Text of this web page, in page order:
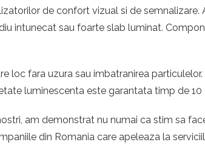
de confort vizual si de
intunecat sau foarte slab luminat.
loc fara uzura sau imbatranirea
luminescenta este garantata timp de 10
am demonstrat nu numai ca stim sa
din Romania care apeleaza la